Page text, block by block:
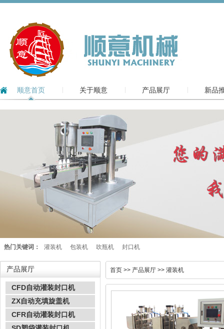
顺意首页 关于顺意 产品展厅 新品
热门关键词： 灌装机 包装机 吹瓶机 封口机
产品展厅
CFD自动灌装封口机
ZX自动充填旋盖机
CFR自动灌装封口机
首页 >> 产品展厅 >> 灌装机